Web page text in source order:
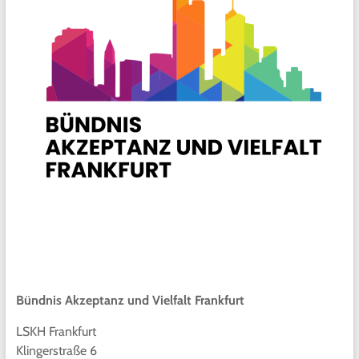
Bündnis Akzeptanz und Vielfalt Frankfurt
LSKH Frankfurt
Klingerstraße 6